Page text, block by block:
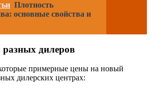
Плотность
основные свойства и
разных дилеров
примерные цены на новый
дилерских центрах: